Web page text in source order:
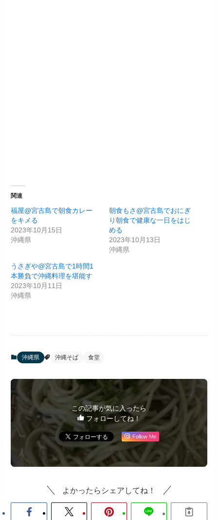
関連
福屋@宮古島で朝食カレー
をキメる
2023年10月15日
沖縄県
朝食もさ@宮古島でおにぎ
り朝食で健康な一日をはじ
める
2023年10月13日
沖縄県
うさぎや@宮古島で1時間1
本勝負で沖縄料理を堪能す
2023年10月11日
沖縄県
沖縄県 沖縄そば 食堂
この記事が気に入ったら
フォローしてね！
Follow Me
よかったらシェアしてね！